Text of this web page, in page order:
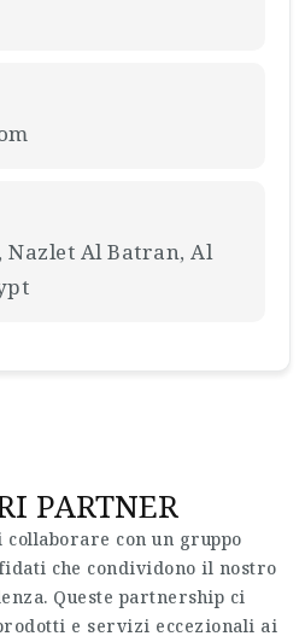
Nazlet Al Batran, Al
PARTNER
con un gruppo
che condividono il nostro
Queste partnership ci
e servizi eccezionali ai